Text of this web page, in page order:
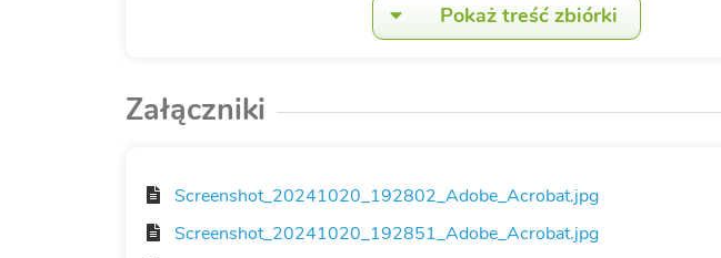
Pokaż treść zbiórki
Załączniki
Screenshot_20241020_192802_Adobe_Acrobat.jpg
Screenshot_20241020_192851_Adobe_Acrobat.jpg